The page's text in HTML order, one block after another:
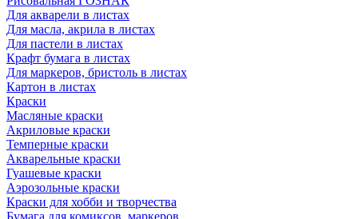
Для акварели в листах
Для масла, акрила в листах
Для пастели в листах
Крафт бумага в листах
Для маркеров, бристоль в листах
Картон в листах
Краски
Масляные краски
Акриловые краски
Темперные краски
Акварельные краски
Гуашевые краски
Аэрозольные краски
Краски для хобби и творчества
Бумага для комиксов ,маркеров